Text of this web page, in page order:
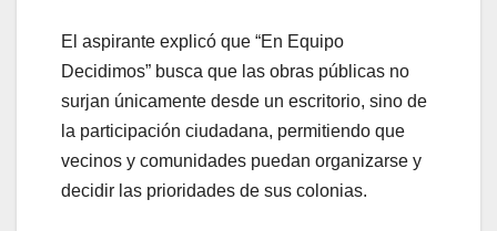
El aspirante explicó que “En Equipo
Decidimos” busca que las obras públicas no
surjan únicamente desde un escritorio, sino de
la participación ciudadana, permitiendo que
vecinos y comunidades puedan organizarse y
decidir las prioridades de sus colonias.